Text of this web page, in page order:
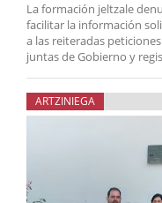
La formación jeltzale
facilitar la información
a las reiteradas
juntas de Gobierno y
ARTZINIEGA